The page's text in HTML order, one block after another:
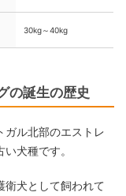
30kg～40kg
の誕生の歴史
ガル北部のエストレ
犬種です。
衛犬として飼われて